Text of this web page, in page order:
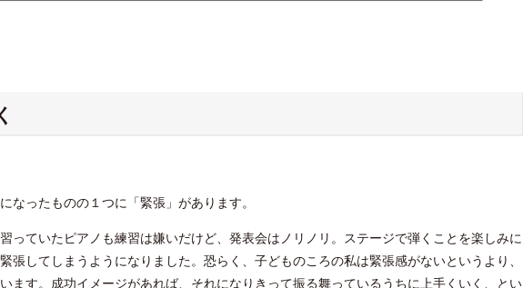
なったものの１つに「緊張」があります。
っていたピアノも練習は嫌いだけど、発表会はノリノリ。ステージで弾くことを楽しみに
張してしまうようになりました。恐らく、子どものころの私は緊張感がないというより、
ます。成功イメージがあれば、それになりきって振る舞っているうちに上手くいく、とい